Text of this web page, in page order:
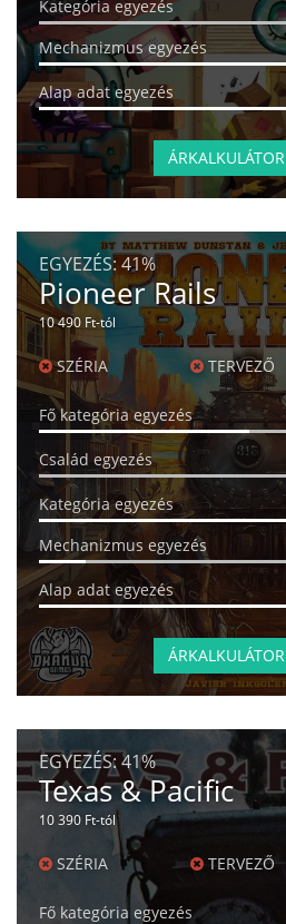
Kategória egyezés
Mechanizmus egyezés
Alap adat egyezés
ÁRKALKULÁTOR
EGYEZÉS:41%
Pioneer Rails
10 490 Ft-tól
SZÉRIA TERVEZŐ
Fő kategória egyezés
Család egyezés
Kategória egyezés
Mechanizmus egyezés
Alap adat egyezés
ÁRKALKULÁTOR
EGYEZÉS:41%
Texas & Pacific
10 390 Ft-tól
SZÉRIA TERVEZŐ
Fő kategória egyezés